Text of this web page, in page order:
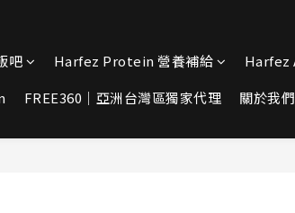
吧 Harfez Protein 營養補給
Harfez
FREE360｜亞洲台灣區獨家代理 關於我們